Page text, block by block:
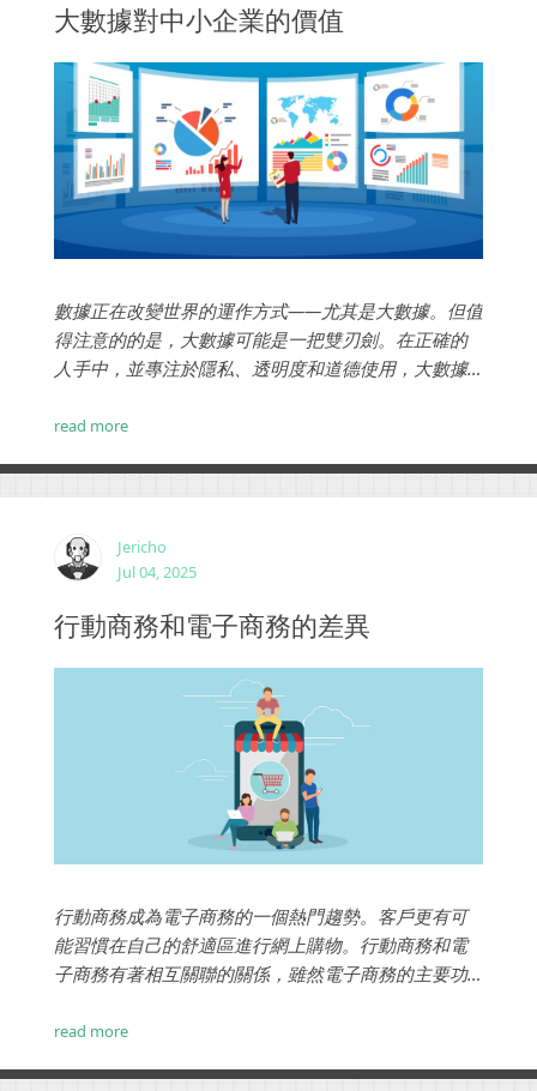
大數據對中小企業的價值
數據正在改變世界的運作方式——尤其是大數據。但值
得注意的的是，大數據可能是一把雙刃劍。在正確的
人手中，並專注於隱私、透明度和道德使用，大數據
處。...
read more
Jericho
Jul 04, 2025
行動商務和電子商務的差異
行動商務成為電子商務的一個熱門趨勢。客戶更有可
能習慣在自己的舒適區進行網上購物。行動商務和電
子商務有著相互關聯的關係，雖然電子商務的主要功
務）是電子商務的一個子類別，主要側重於通過行動
read more